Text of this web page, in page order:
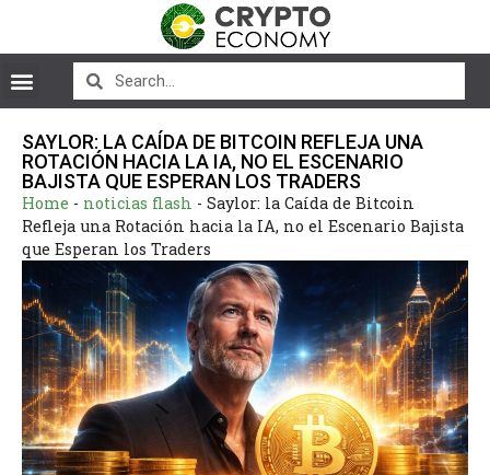
SAYLOR: LA CAÍDA DE BITCOIN REFLEJA UNA
ROTACIÓN HACIA LA IA, NO EL ESCENARIO
BAJISTA QUE ESPERAN LOS TRADERS
Home - noticias flash - Saylor: la Caída de Bitcoin
Refleja una Rotación hacia la IA, no el Escenario Bajista
que Esperan los Traders